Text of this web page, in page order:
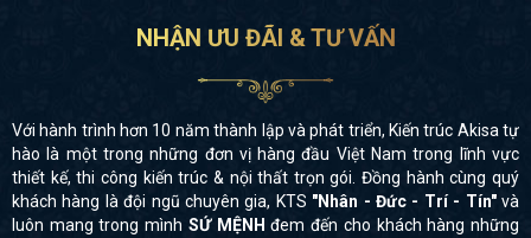
NHẬN ƯU ĐÃI & TƯ VẤN
Với hành trình hơn 10 năm thành lập và phát triển, Kiến trúc Akisa tự
hào là một trong những đơn vị hàng đầu Việt Nam trong lĩnh vực
thiết kế, thi công kiến trúc & nội thất trọn gói. Đồng hành cùng quý
khách hàng là đội ngũ chuyên gia, KTS "Nhân - Đức - Trí - Tín"và
luôn mang trong mình SỨ MỆNH đem đến cho khách hàng những